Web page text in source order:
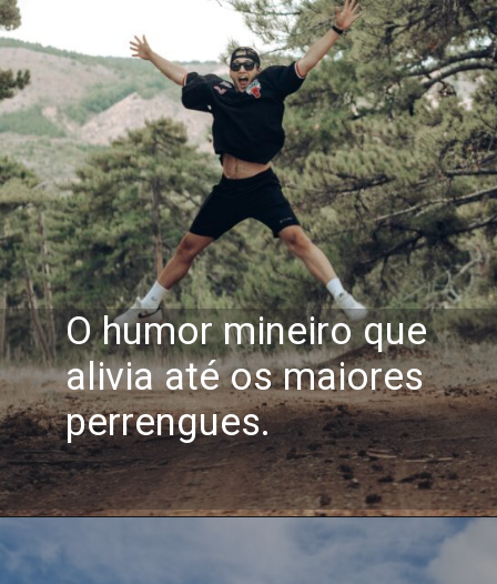
O humor mineiro que
alivia até os maiores
perrengues.